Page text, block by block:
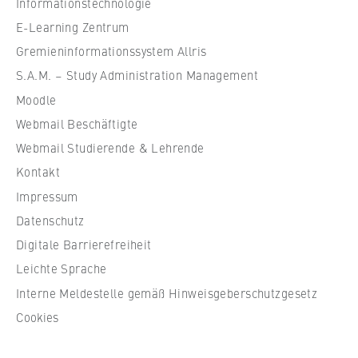
l
e
f
i
r
t
c
h
a
f
t
n
E-Learning Zentrum
Gremieninformationssystem Allris
S.A.M. – Study Administration Management
Moodle
Webmail Beschäftigte
Webmail Studierende & Lehrende
Kontakt
Impressum
Datenschutz
Digitale Barrierefreiheit
Leichte Sprache
Interne Meldestelle gemäß Hinweisgeberschutzgesetz
Cookies